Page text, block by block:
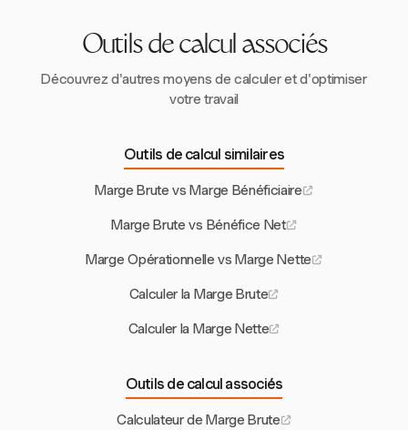
Outils de calcul associés
Découvrez d'autres moyens de calculer et d'optimiser
votre travail
Outils de calcul similaires
Marge Brute vs Marge Bénéficiaire
Marge Brute vs Bénéfice Net
Marge Opérationnelle vs Marge Nette
Calculer la Marge Brute
Calculer la Marge Nette
Outils de calcul associés
Calculateur de Marge Brute